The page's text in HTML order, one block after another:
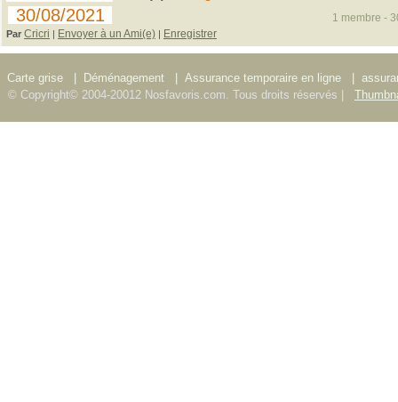
30/08/2021
Par Cricri | Envoyer à un Ami(e) | Enregistrer
1 membre -
Carte grise Déménagement Assurance temporaire en ligne
© Copyright© 2004-20012 Nosfavoris.com. Tous droits réservés |